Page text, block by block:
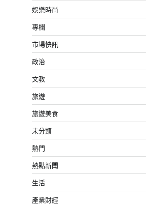
娛樂時尚
專欄
市場快訊
政治
文教
旅遊
旅遊美食
未分類
熱門
熱點新聞
生活
產業財經